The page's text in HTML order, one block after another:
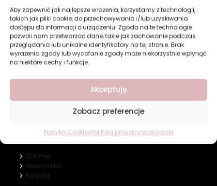
Aby zapewnić jak najlepsze wrażenia, korzystamy z technologii,
takich jak pliki cookie, do przechowywania i/lub uzyskiwania
dostępu do informacji o urządzeniu. Zgoda na te technologie
pozwoli nam przetwarzać dane, takie jak zachowanie podczas
przeglądania lub unikalne identyfikatory na tej stronie. Brak
wyrażenia zgody lub wycofanie zgody może niekorzystnie wpłynąć
na niektóre cechy i funkcje.
Akceptuję
Zobacz preferencje
Polityka CookiesPolityka prywatnościKontakt
Świeże perfumy męskie
LOTUS Bleu & Lagune
15,49zł
Dodaj do koszyka
Revers Cosmetics
O firmie
Nasz marki
Kontakt